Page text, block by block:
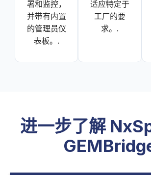
署和监控，
并带有内置
的管理员仪
表板。.
适应特定于
工厂的要
求。.
进一步了解